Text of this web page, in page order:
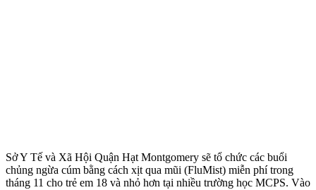
Sở Y Tế và Xã Hội Quận Hạt Montgomery sẽ tổ chức các buổi
chủng ngừa cúm bằng cách xịt qua mũi (FluMist) miễn phí trong
tháng 11 cho trẻ em 18 và nhỏ hơn tại nhiều trường học MCPS. Vào